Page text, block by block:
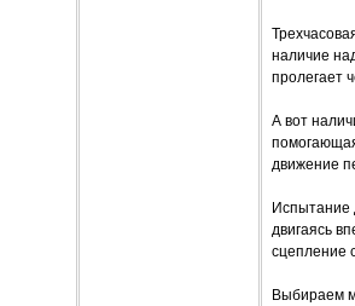
наличие
пролегает
А вот
движение
Испытание
двигаясь
сцепление
Выбираем